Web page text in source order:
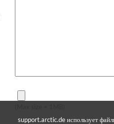
support.arctic.de использует